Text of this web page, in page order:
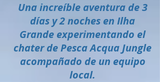
Una increíble aventura de 3
días y 2 noches en Ilha
Grande experimentando el
chater de Pesca Acqua Jungle
acompañado de un equipo
local.